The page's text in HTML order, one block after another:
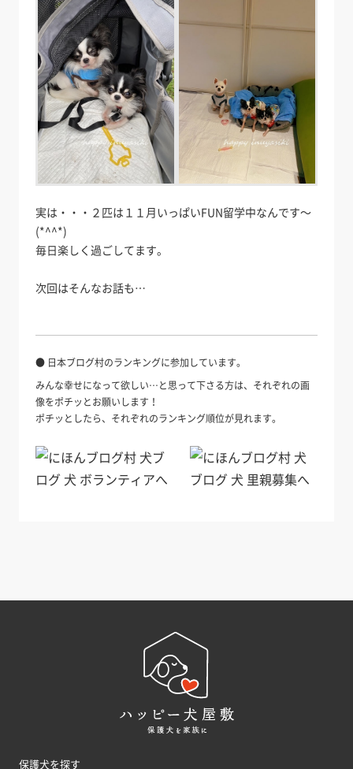
実は・・・２匹は１１月いっぱいFUN留学中なんです～
(*^^*)
毎日楽しく過ごしてます。
次回はそんなお話も…
● 日本ブログ村のランキングに参加しています。
みんな幸せになって欲しい…と思って下さる方は、それぞれの画
像をポチッとお願いします！
ポチッとしたら、それぞれのランキング順位が見れます。
保護犬を探す